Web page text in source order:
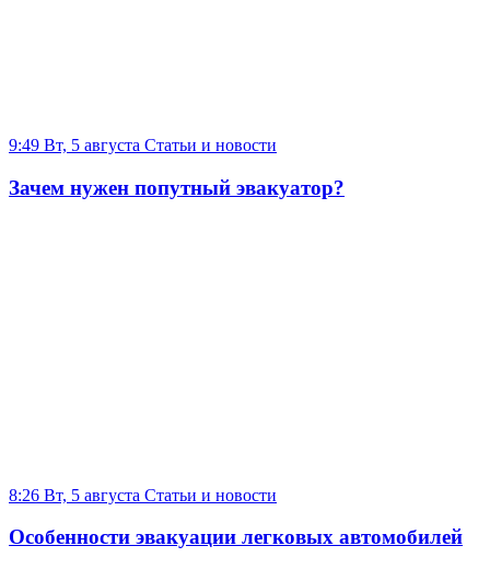
9:49 Вт, 5 августа Статьи и новости
Зачем нужен попутный эвакуатор?
8:26 Вт, 5 августа Статьи и новости
Особенности эвакуации легковых автомобилей